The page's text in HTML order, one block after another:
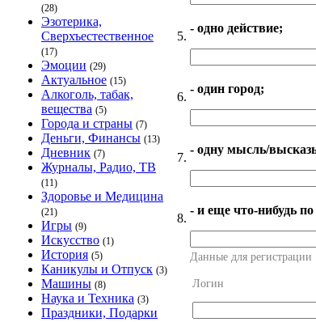
(28)
Эзотерика,
Сверхъестественное
(17)
Эмоции (29)
Актуальное (15)
Алкоголь, табак,
вещества (5)
Города и страны (7)
Деньги, Финансы (13)
Дневник (7)
Журналы, Радио, ТВ
(11)
Здоровье и Медицина
(21)
Игры (9)
Искусство (1)
История (5)
Каникулы и Отпуск (3)
Машины (8)
Наука и Техника (3)
Праздники, Подарки
5.
- одно действие;
6.
- один город;
7.
- одну мысль/
8.
- и еще что-нибудь
Данные для регистрации
Логин